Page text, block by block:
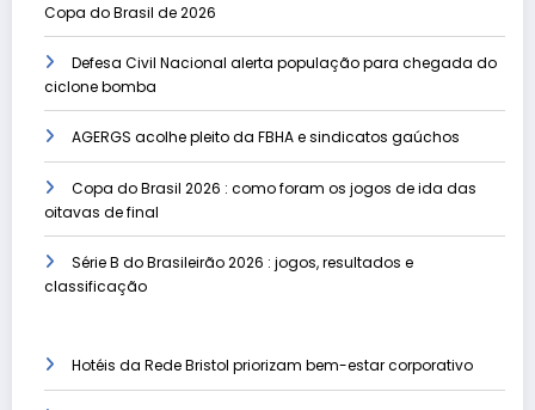
Copa do Brasil de 2026
Defesa Civil Nacional alerta população para chegada do
ciclone bomba
AGERGS acolhe pleito da FBHA e sindicatos gaúchos
Copa do Brasil 2026 : como foram os jogos de ida das
oitavas de final
Série B do Brasileirão 2026 : jogos, resultados e
classificação
Hotéis da Rede Bristol priorizam bem-estar corporativo